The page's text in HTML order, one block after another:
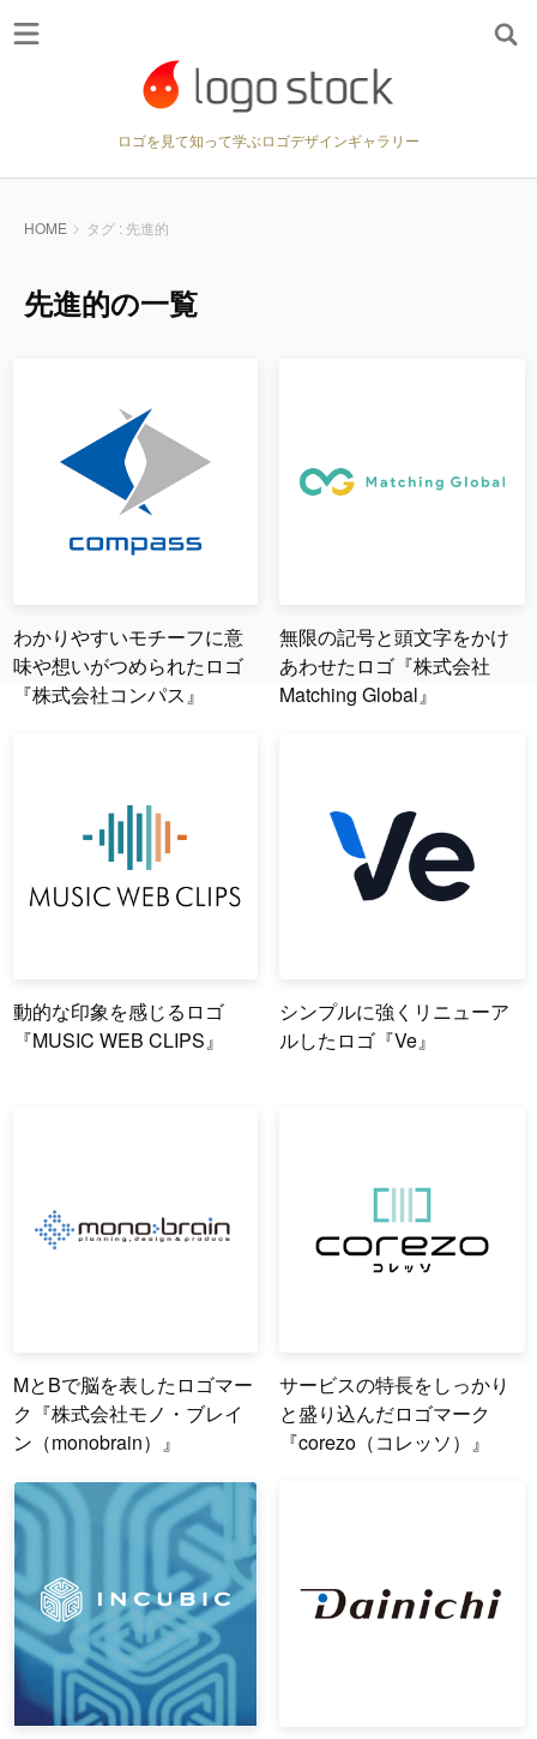
ロゴを見て知って学ぶロゴデザインギャラリー
HOME タグ : 先進的
先進的の一覧
わかりやすいモチーフに意
味や想いがつめられたロゴ
『株式会社コンパス』
無限の記号と頭文字をかけ
あわせたロゴ『株式会社
Matching Global』
動的な印象を感じるロゴ
『MUSIC WEB CLIPS』
シンプルに強くリニューア
ルしたロゴ『Ve』
MとBで脳を表したロゴマー
ク『株式会社モノ・ブレイ
ン（monobrain）』
サービスの特長をしっかり
と盛り込んだロゴマーク
『corezo（コレッソ）』